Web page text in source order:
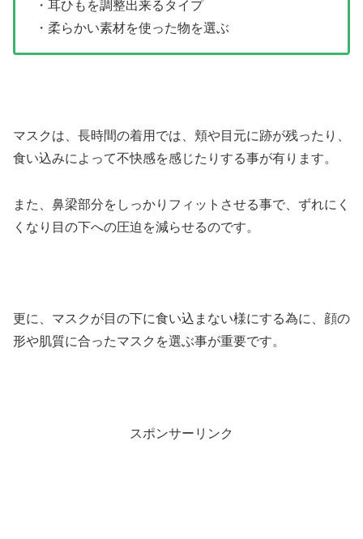
・耳ひもを調整出来るタイプ
・柔らかい素材を使った物を選ぶ
マスクは、長時間の着用では、頬や目元に跡が残ったり、
食い込みによって不快感を感じたりする事が有ります。
また、鼻梁部分をしっかりフィットさせる事で、ずれにく
くなり目の下への圧迫を減らせるのです。
更に、マスクが目の下に食い込まない様にする為に、顔の
形や肌質に合ったマスクを選ぶ事が重要です。
スポンサーリンク